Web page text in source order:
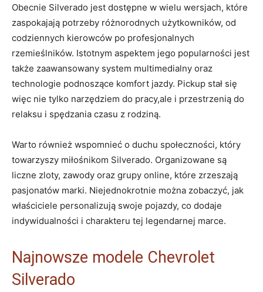
Obecnie Silverado jest dostępne w wielu wersjach, które
zaspokajają potrzeby różnorodnych użytkowników, od
codziennych kierowców po profesjonalnych
rzemieślników. Istotnym aspektem jego popularności jest
także zaawansowany system multimedialny oraz
technologie podnoszące komfort jazdy. Pickup stał się
więc nie tylko narzędziem do pracy,ale i przestrzenią do
relaksu i spędzania czasu z rodziną.
Warto również wspomnieć o duchu społeczności, który
towarzyszy miłośnikom Silverado. Organizowane są
liczne zloty, zawody oraz grupy online, które zrzeszają
pasjonatów marki. Niejednokrotnie można zobaczyć, jak
właściciele personalizują swoje pojazdy, co dodaje
indywidualności i charakteru tej legendarnej marce.
Najnowsze modele Chevrolet
Silverado